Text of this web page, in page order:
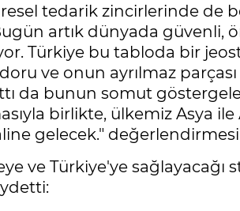
tedarik zincirlerinde de
artık dünyada güvenli,
Türkiye bu tabloda bir
ve onun ayrılmaz
da bunun somut
birlikte, ülkemiz Asya ile
gelecek."
ve Türkiye'ye sağlayacağı